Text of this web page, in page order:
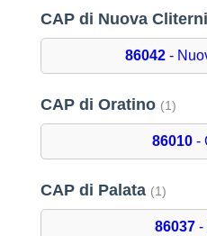
CAP di Nuova
86042 -
CAP di Oratino (1)
86010-
CAP di Palata (1)
86037-